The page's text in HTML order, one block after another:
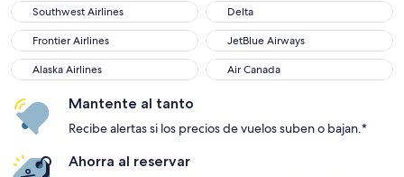
Southwest Airlines
Southwest Airlines Delta
Delta
Frontier Airlines
Frontier Airlines JetBlue Airways
JetBlue Airways
Alaska Airlines
Alaska Airlines Air Canada
Air Canada
Mantente al tanto
Recibe alertas si los precios de vuelos suben o bajan.*
Ahorra al reservar